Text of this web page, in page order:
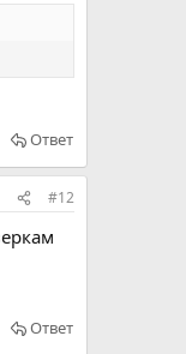
Ответ
#12
Ответ